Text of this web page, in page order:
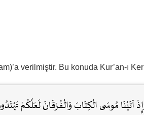
verilmiştir. Bu konuda Kur’an-ı
آتَيْنَا مُوسَى الْكِتَابَ وَالْفُرْقَانَ لَعَلَّكُمْ